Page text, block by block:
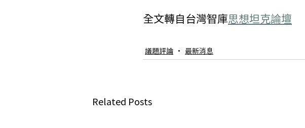
全文轉自台灣智庫思想坦克論壇
議題評論 最新消息
Related Posts